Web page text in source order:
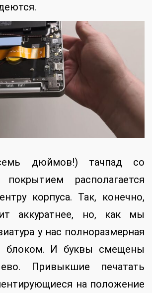
дюймов!) тачпад со
располагается
корпуса. Так, конечно,
аккуратнее, но, как мы
у нас полноразмерная
блоком. И буквы смещены
Привыкшие печатать
на положение